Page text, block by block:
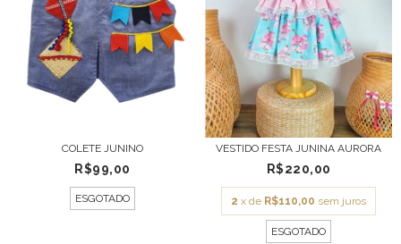
COLETE JUNINO
R$99,00
ESGOTADO
VESTIDO FESTA JUNINA AURORA
R$220,00
2 x de R$110,00 sem juros
ESGOTADO